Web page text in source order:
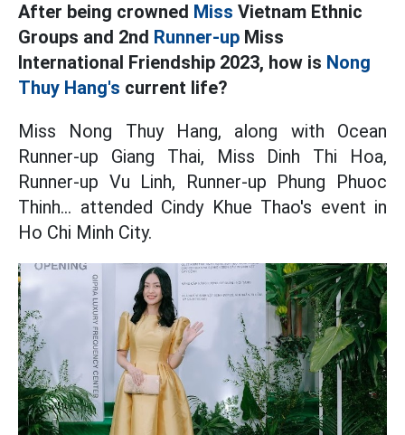
After being crowned Miss Vietnam Ethnic
Groups and 2nd Runner-up Miss
International Friendship 2023, how is Nong
Thuy Hang's current life?
Miss Nong Thuy Hang, along with Ocean
Runner-up Giang Thai, Miss Dinh Thi Hoa,
Runner-up Vu Linh, Runner-up Phung Phuoc
Thinh... attended Cindy Khue Thao's event in
Ho Chi Minh City.